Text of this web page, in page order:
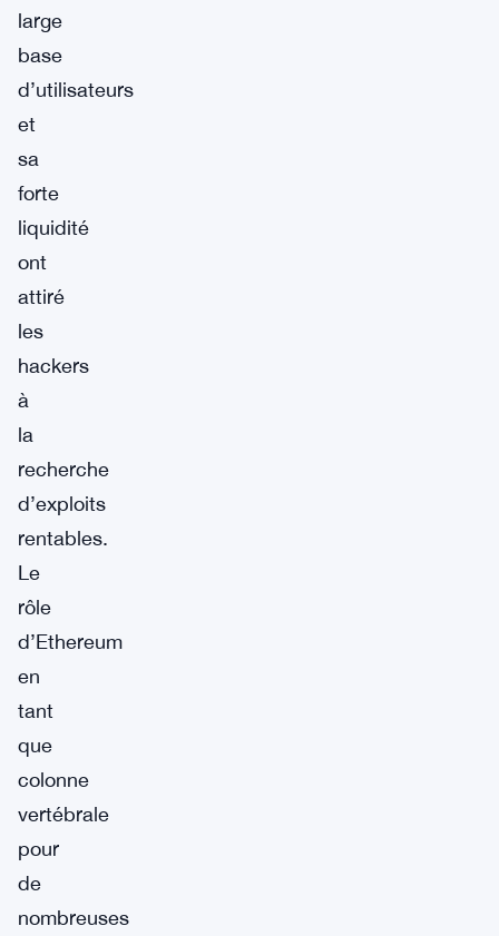
large
base
d’utilisateurs
et
sa
forte
liquidité
ont
attiré
les
hackers
à
la
recherche
d’exploits
rentables.
Le
rôle
d’Ethereum
en
tant
que
colonne
vertébrale
pour
de
nombreuses